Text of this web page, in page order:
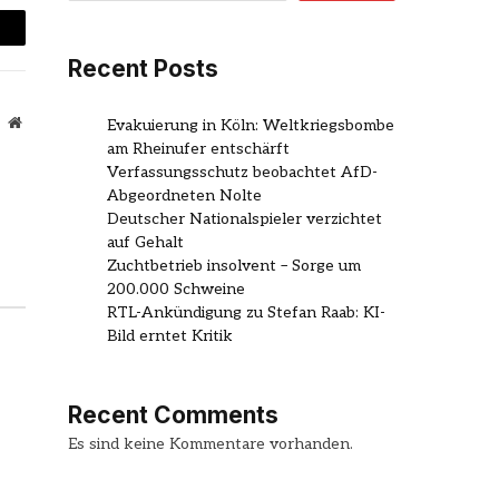
Website
Recent Posts
Evakuierung in Köln: Weltkriegsbombe
am Rheinufer entschärft
Verfassungsschutz beobachtet AfD-
Abgeordneten Nolte
Deutscher Nationalspieler verzichtet
auf Gehalt
Zuchtbetrieb insolvent – Sorge um
200.000 Schweine
RTL-Ankündigung zu Stefan Raab: KI-
Bild erntet Kritik
Recent Comments
Es sind keine Kommentare vorhanden.